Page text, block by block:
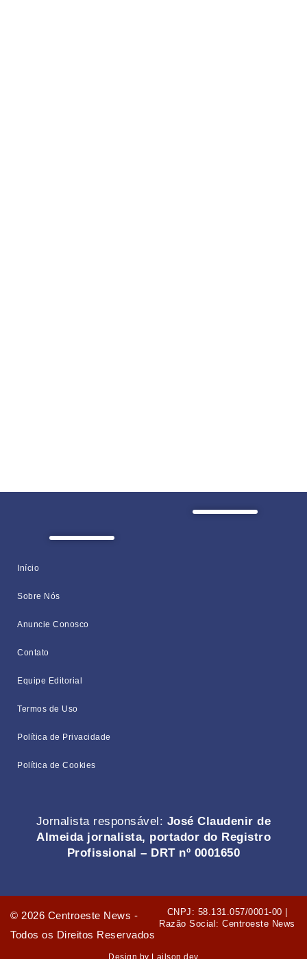
Início
Sobre Nós
Anuncie Conosco
Contato
Equipe Editorial
Termos de Uso
Política de Privacidade
Política de Cookies
Jornalista responsável: José Claudenir de
Almeida jornalista, portador do Registro
Profissional – DRT nº 0001650
© 2026 Centroeste News -
Todos os Direitos Reservados
CNPJ: 58.131.057/0001-00 |
Razão Social: Centroeste News
Design by Lailson.dev